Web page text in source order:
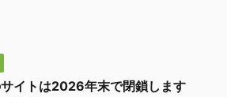
イトは2026年末で閉鎖します